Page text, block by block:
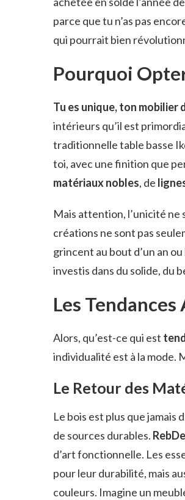
parce que tu n’as pas
qui pourrait bien
Pourquoi
Tu es unique, ton mobilier
intérieurs qu’il est
traditionnelle table basse
toi, avec une finition que
matériaux nobles, de
Mais attention, l’unicité ne
créations ne sont pas
grincent au bout d’un an
investis dans du solide, du
Les
Alors, qu’est-ce qui est
individualité est à la mode.
Le Retour des
Le bois est plus que jamais
de sources durables.
d’art fonctionnelle. Les
pour leur durabilité, mais
couleurs. Imagine un